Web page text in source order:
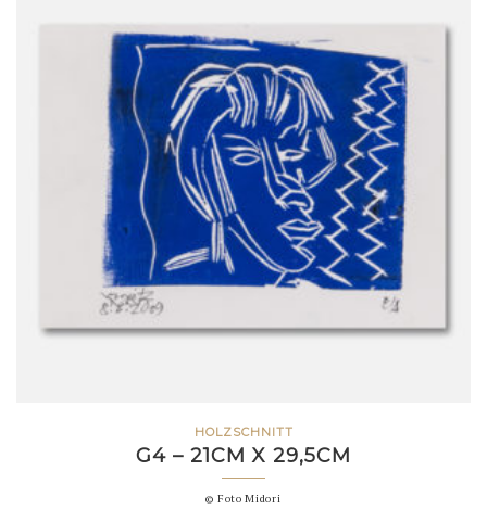
HOLZSCHNITT
G4 – 21CM X 29,5CM
© Foto Midori